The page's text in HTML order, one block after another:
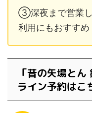
③深夜まで営業し
利用にもおすすめ
「昔の矢場と
ライン予約はこ